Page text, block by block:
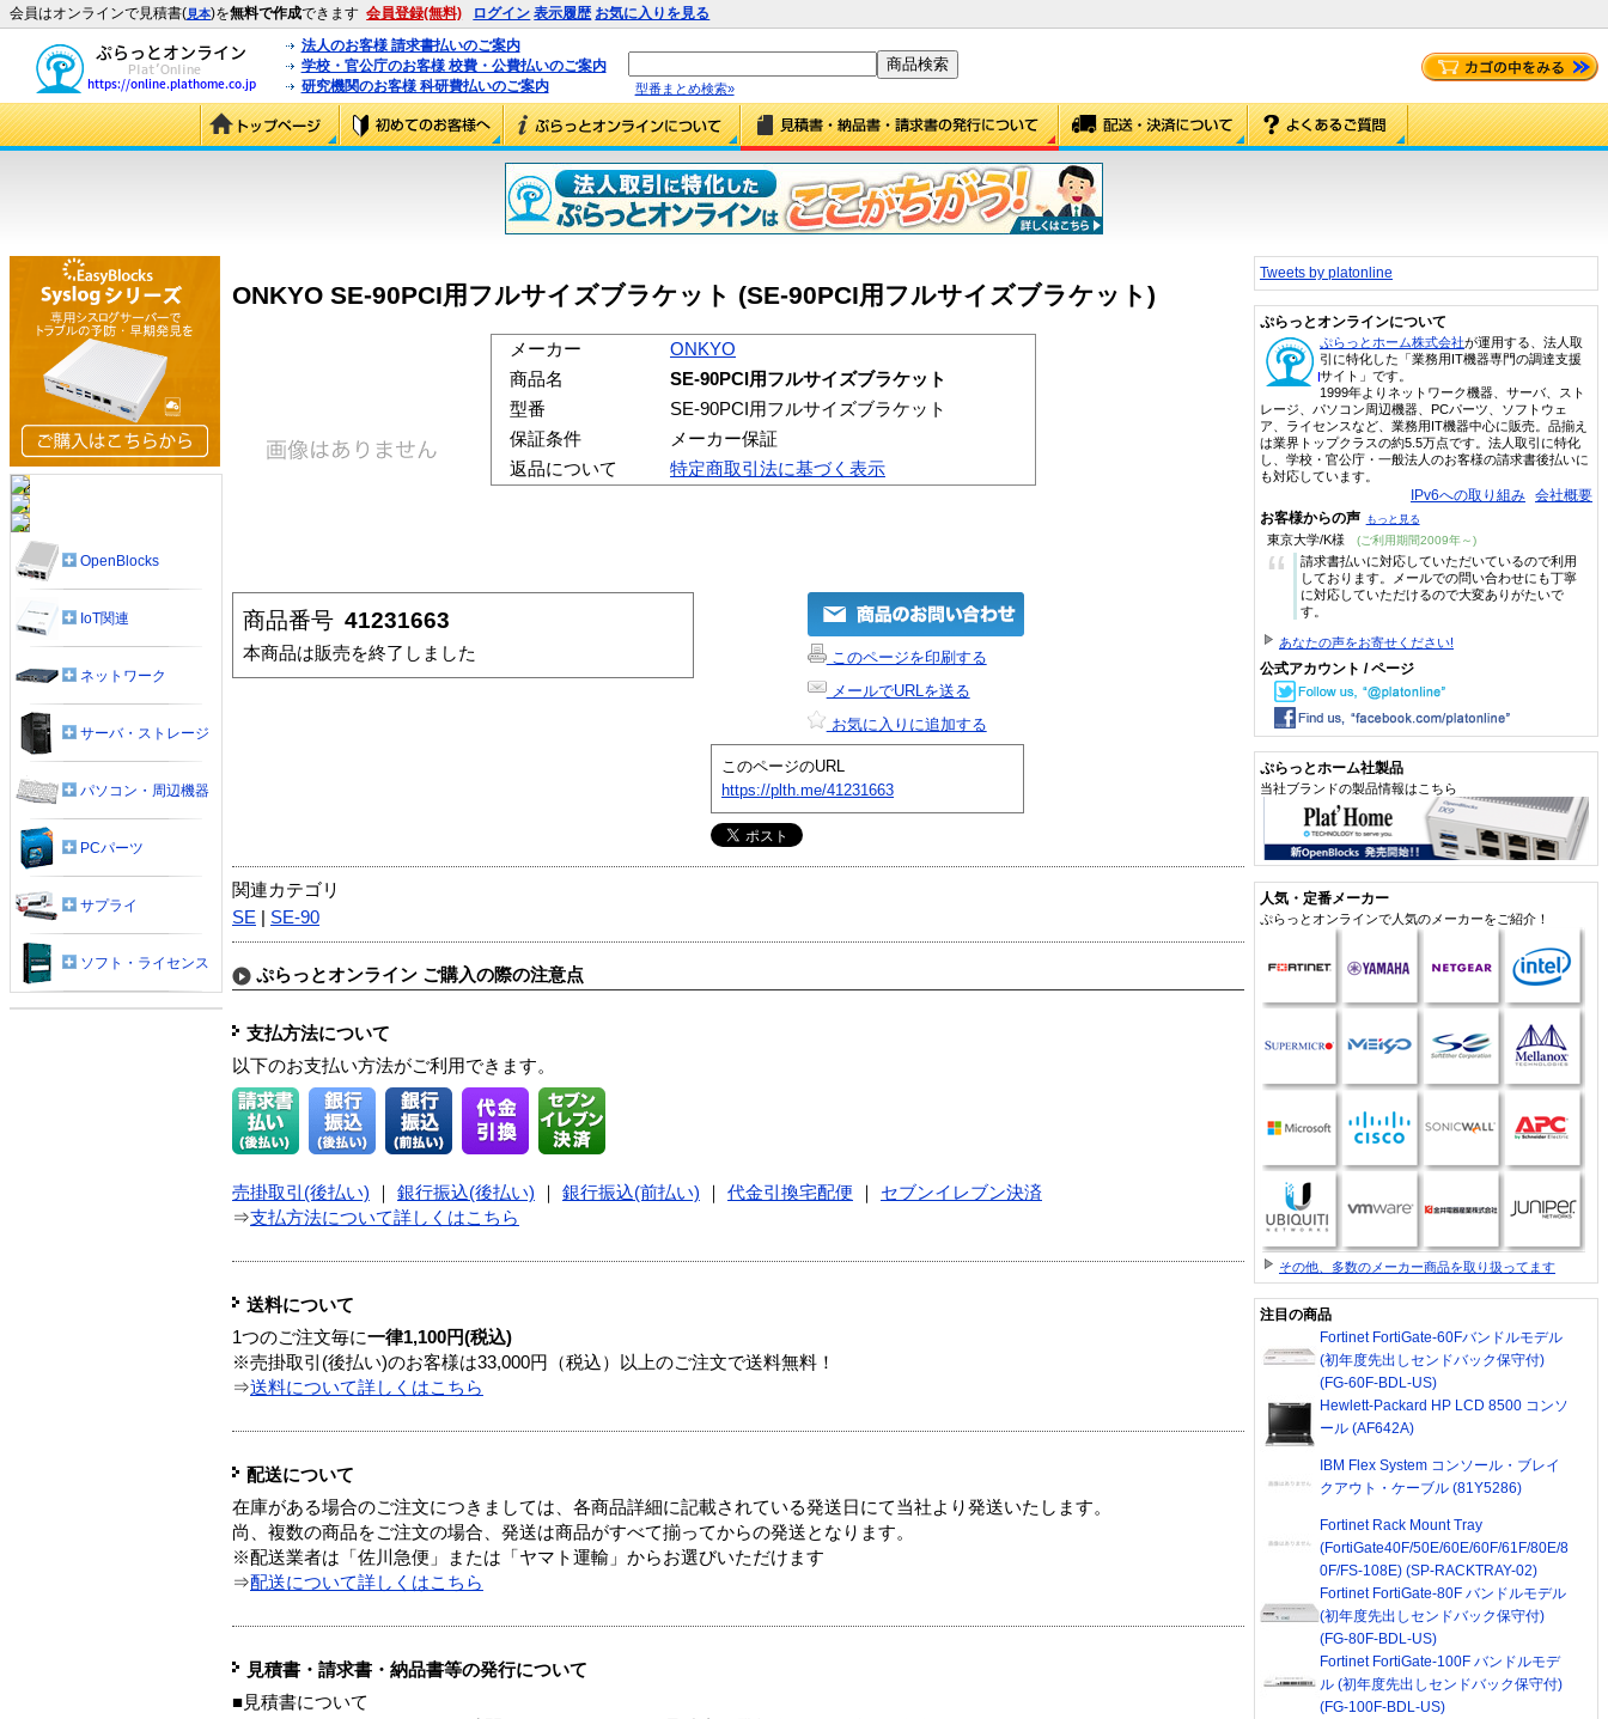
会員はオンラインで見積書(見本)を無料で作成できます 会員登録(無料) ログイン 表示履歴 お気に入りを見る
法人のお客様 請求書払いのご案内
学校・官公庁のお客様 校費・公費払いのご案内
研究機関のお客様 科研費払いのご案内
型番まとめ検索»
ONKYO SE-90PCI用フルサイズブラケット (SE-90PCI用フルサイズブラケット)
メーカー
ONKYO
商品名
SE-90PCI用フルサイズブラケット
型番
SE-90PCI用フルサイズブラケット
保証条件
メーカー保証
返品について
特定商取引法に基づく表示
商品番号 41231663
本商品は販売を終了しました
このページを印刷する
メールでURLを送る
お気に入りに追加する
このページのURL
https://plth.me/41231663
関連カテゴリ
SE
SE-90
ぷらっとオンライン ご購入の際の注意点
支払方法について
以下のお支払い方法がご利用できます。
売掛取引(後払い) 銀行振込(後払い) 銀行振込(前払い) 代金引換宅配便
セブンイレブン決済
⇒支払方法について詳しくはこちら
送料について
1つのご注文毎に一律1,100円(税込)
※売掛取引(後払い)のお客様は33,000円（税込）以上のご注文で送料無料！
⇒送料について詳しくはこちら
配送について
在庫がある場合のご注文につきましては、各商品詳細に記載されている発送日にて当社より発送いたします。
尚、複数の商品をご注文の場合、発送は商品がすべて揃ってからの発送となります。
※配送業者は「佐川急便」または「ヤマト運輸」からお選びいただけます
⇒配送について詳しくはこちら
見積書・請求書・納品書等の発行について
■見積書について
OpenBlocks
IoT関連
ネットワーク
サーバ・ストレージ
パソコン・周辺機器
PCパーツ
サプライ
ソフト・ライセンス
Tweets by platonline
ぷらっとオンラインについて
ぷらっとホーム株式会社が運用する、法人取
引に特化した「業務用IT機器専門の調達支援
サイト」です。
1999年よりネットワーク機器、サーバ、スト
レージ、パソコン周辺機器、PCパーツ、ソフトウェ
ア、ライセンスなど、業務用IT機器中心に販売。品揃え
は業界トップクラスの約5.5万点です。法人取引に特化
し、学校・官公庁・一般法人のお客様の請求書後払いに
も対応しています。
IPv6への取り組み 会社概要
お客様からの声 もっと見る
東京大学/K様 (ご利用期間2009年～)
“
請求書払いに対応していただいているので利用
しております。メールでの問い合わせにも丁寧
に対応していただけるので大変ありがたいで
す。
あなたの声をお寄せください!
公式アカウント / ページ
ぷらっとホーム社製品
当社ブランドの製品情報はこちら
人気・定番メーカー
ぷらっとオンラインで人気のメーカーをご紹介！
その他、多数のメーカー商品を取り扱ってます
注目の商品
Fortinet FortiGate-60Fバンドルモデル
(初年度先出しセンドバック保守付)
(FG-60F-BDL-US)
Hewlett-Packard HP LCD 8500 コンソ
ール (AF642A)
IBM Flex System コンソール・ブレイ
クアウト・ケーブル (81Y5286)
Fortinet Rack Mount Tray
(FortiGate40F/50E/60E/60F/61F/80E/8
0F/FS-108E) (SP-RACKTRAY-02)
Fortinet FortiGate-80F バンドルモデル
(初年度先出しセンドバック保守付)
(FG-80F-BDL-US)
Fortinet FortiGate-100F バンドルモデ
ル (初年度先出しセンドバック保守付)
(FG-100F-BDL-US)